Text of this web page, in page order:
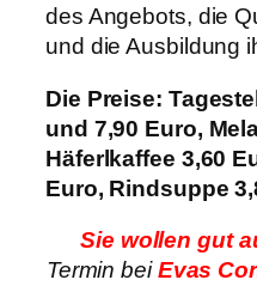
des Angebots, die
und die Ausbildung
Die Preise:
und 7,90 Euro,
Häferlkaffee 3,60
Euro, Rindsuppe
Sie wollen gut
Termin bei Evas